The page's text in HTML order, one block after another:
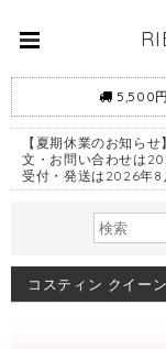
5,500
【夏期休業のお知ら
文・お問い合わせは
受付・発送は2026年8
コスティン クイー